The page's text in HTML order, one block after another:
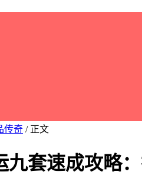
传奇 / 正文
九套速成攻略